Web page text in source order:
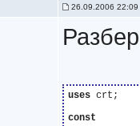
26.09.2006 22:09
uses crt;
const